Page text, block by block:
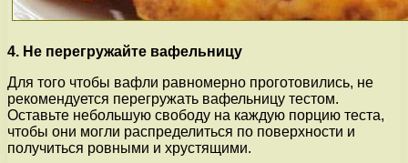
4. Не перегружайте вафельницу
Для того чтобы вафли равномерно проготовились, не
рекомендуется перегружать вафельницу тестом.
Оставьте небольшую свободу на каждую порцию теста,
чтобы они могли распределиться по поверхности и
получиться ровными и хрустящими.